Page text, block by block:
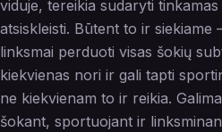
viduje, tereikia sudaryti
atsiskleisti. Būtent to ir siekiame
linksmai perduoti visas šokių
kiekvienas nori ir gali tapti
ne kiekvienam to ir reikia.
šokant, sportuojant ir